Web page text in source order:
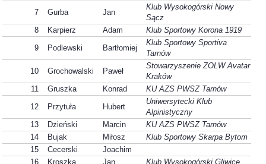
7
Gurba Jan
Klub Wysokogórski Nowy
Sącz
8
Karpierz Adam
Klub Sportowy Korona 1919
9
Podlewski Bartłomiej
Klub Sportowy Sportiva
Tarnów
10
Grochowalski Paweł
Stowarzyszenie ZOLW Avatar
Kraków
11
Gruszka Konrad
KU AZS PWSZ Tarnów
12
Przytuła Hubert
Uniwersytecki Klub
Alpinistyczny
13
Dzieński Marcin
KU AZS PWSZ Tarnów
14
Bujak Miłosz
Klub Sportowy Skarpa Bytom
15
Cecerski
Joachim
16
Kroszka Jan Klub Wysokogórski Gliwice